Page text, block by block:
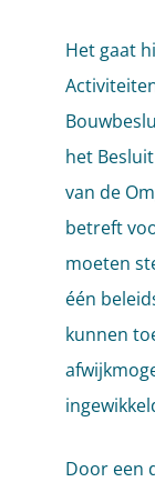
Het gaat
het
van de
betreft
moeten
één
kunnen
Door een